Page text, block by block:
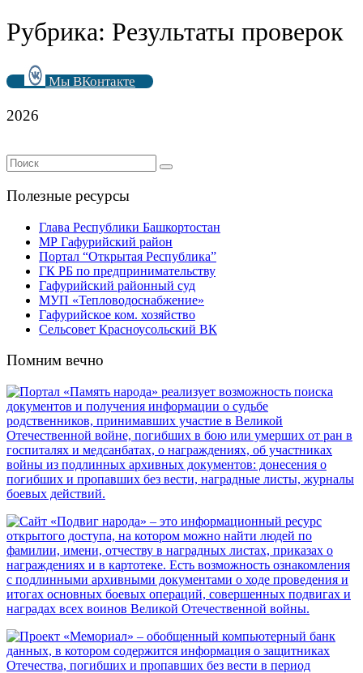
Рубрика: Результаты проверок
Мы ВКонтакте
2026
Полезные ресурсы
Глава Республики Башкортостан
МР Гафурийский район
Портал “Открытая Республика”
ГК РБ по предпринимательству
Гафурийский районный суд
МУП «Тепловодоснабжение»
Гафурийское ком. хозяйство
Сельсовет Красноусольский ВК
Помним вечно